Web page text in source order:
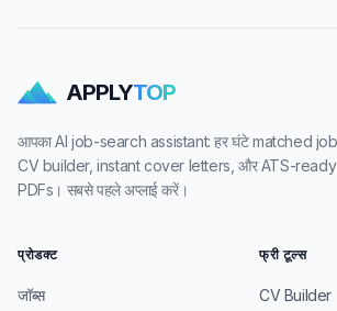
APPLYTOP
आपका AI job-search assistant: हर घंटे matched
CV builder, instant cover letters, और ATS-ready
PDFs। सबसे पहले अप्लाई करें।
प्रोडक्ट
जॉब्स
फ्री टूल्स
CV Builder